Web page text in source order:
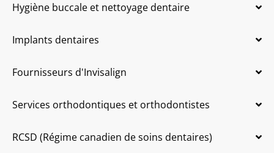
Hygiène buccale et nettoyage dentaire
Implants dentaires
Fournisseurs d'Invisalign
Services orthodontiques et orthodontistes
RCSD (Régime canadien de soins dentaires)